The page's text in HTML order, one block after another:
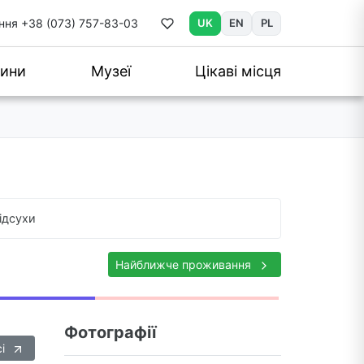
+38 (073) 757-83-03 UK EN PL
Музеї Цікаві місця
Найближче проживання
Фотографії